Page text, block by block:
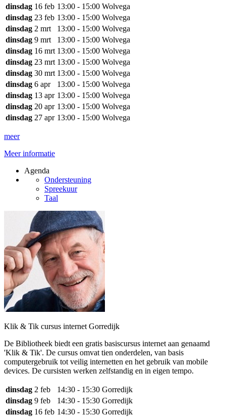
dinsdag 16 feb 13:00 - 15:00 Wolvega
dinsdag 23 feb 13:00 - 15:00 Wolvega
dinsdag 2 mrt 13:00 - 15:00 Wolvega
dinsdag 9 mrt 13:00 - 15:00 Wolvega
dinsdag 16 mrt 13:00 - 15:00 Wolvega
dinsdag 23 mrt 13:00 - 15:00 Wolvega
dinsdag 30 mrt 13:00 - 15:00 Wolvega
dinsdag 6 apr 13:00 - 15:00 Wolvega
dinsdag 13 apr 13:00 - 15:00 Wolvega
dinsdag 20 apr 13:00 - 15:00 Wolvega
dinsdag 27 apr 13:00 - 15:00 Wolvega
meer
Meer informatie
Agenda
Ondersteuning
Spreekuur
Taal
Klik & Tik cursus internet Gorredijk
De Bibliotheek biedt een gratis basiscursus internet aan genaamd
'Klik & Tik'. De cursus omvat tien onderdelen, van basis
computergebruik tot veilig internetten en het gebruik van mobile
devices. De cursisten werken zelfstandig en in eigen tempo.
dinsdag 2 feb 14:30 - 15:30 Gorredijk
dinsdag 9 feb 14:30 - 15:30 Gorredijk
dinsdag 16 feb 14:30 - 15:30 Gorredijk